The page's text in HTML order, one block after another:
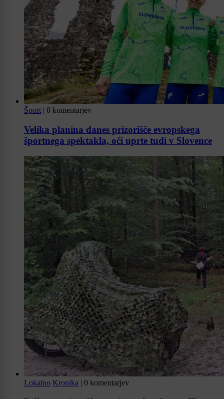
Šport | 0 komentarjev
Velika planina danes prizorišče evropskega
športnega spektakla, oči uprte tudi v Slovence
Lokalno Kronika | 0 komentarjev